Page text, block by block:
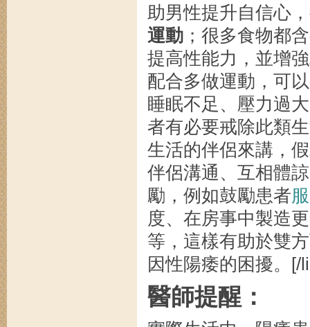
助男性提升自信心
運動 ；很多食物都
提高性能力，並增
配合多做運動，可
睡眠不足、壓力過
者有必要戒除此類
生活的伴侶來講，
伴侶溝通、互相體
勵，例如鼓勵患者
度、在房事中製造
等，這樣有助於雙
因性陽痿的困擾。[/
醫師提醒：